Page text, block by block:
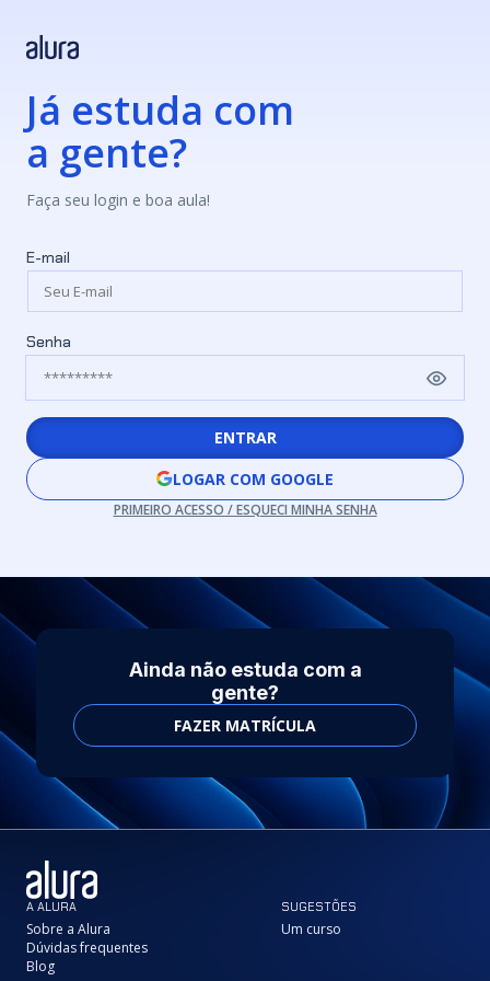
Já estuda com
a gente?
Faça seu login e boa aula!
E-mail
Senha
ENTRAR
LOGAR COM GOOGLE
PRIMEIRO ACESSO / ESQUECI MINHA SENHA
Ainda não estuda com a
gente?
FAZER MATRÍCULA
A ALURA
Sobre a Alura
Dúvidas frequentes
Blog
SUGESTÕES
Um curso